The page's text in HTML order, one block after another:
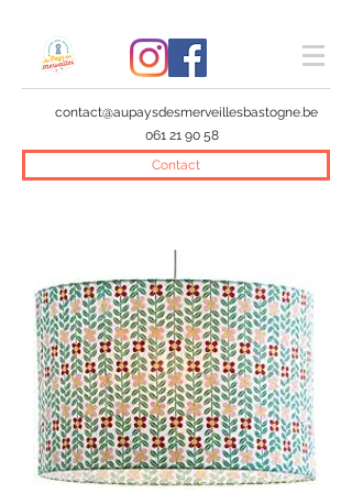
contact@aupaysdesmerveillesbastogne.be
061 21 90 58
Contact